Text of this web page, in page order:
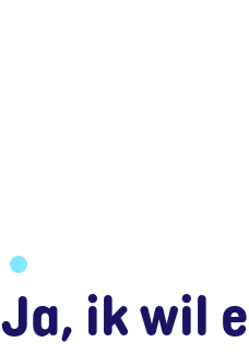
Ja, ik wil